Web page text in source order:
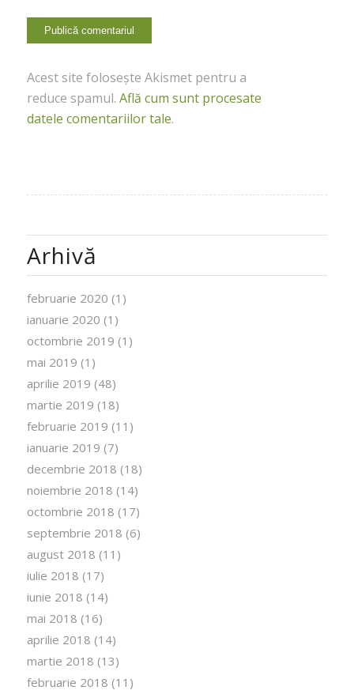
Acest site folosește Akismet pentru a
reduce spamul. Află cum sunt procesate
datele comentariilor tale.
Arhivă
februarie 2020 (1)
ianuarie 2020 (1)
octombrie 2019 (1)
mai 2019 (1)
aprilie 2019 (48)
martie 2019 (18)
februarie 2019 (11)
ianuarie 2019 (7)
decembrie 2018 (18)
noiembrie 2018 (14)
octombrie 2018 (17)
septembrie 2018 (6)
august 2018 (11)
iulie 2018 (17)
iunie 2018 (14)
mai 2018 (16)
aprilie 2018 (14)
martie 2018 (13)
februarie 2018 (11)